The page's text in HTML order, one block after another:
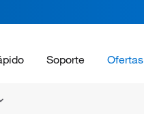
Soporte Ofertas